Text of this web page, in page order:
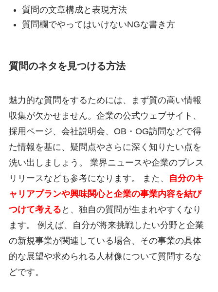
質問の文章構成と表現方法
質問欄でやってはいけないNGな書き方
質問のネタを見つける方法
魅力的な質問をするためには、まず質の高い情報
収集が欠かせません。企業の公式ウェブサイト、
採用ページ、会社説明会、OB・OG訪問などで得
た情報を基に、疑問点やさらに深く知りたい点を
洗い出しましょう。 業界ニュースや企業のプレス
リリースなども参考になります。 また、
自分のキ
ャリアプランや興味関心と企業の事業内容を結び
つけて考える と、独自の質問が生まれやすくなり
ます。 例えば、自分が将来挑戦したい分野と企業
の新規事業が関連している場合、その事業の具体
的な展望や求められる人材像について質問するな
どです。